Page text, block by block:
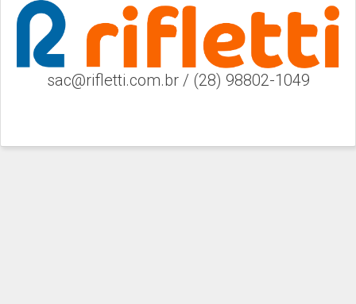
sac@rifletti.com.br / (28) 98802-1049